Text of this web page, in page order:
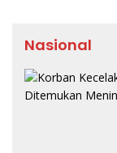
Nasional